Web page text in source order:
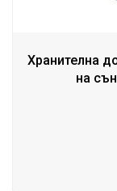
Хранителна
на